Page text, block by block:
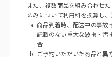
また、複数商品を組み合わせ
のみについて利用料を換算し、
商品到着時、配送中の事故
記載のない重大な破損・汚
合
ご予約いただいた商品と異